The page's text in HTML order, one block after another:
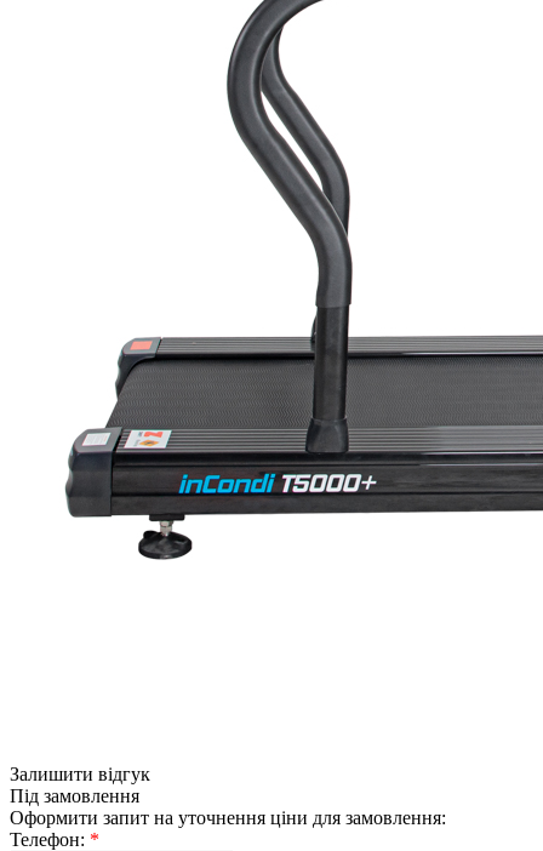
Залишити відгук
Під замовлення
Оформити запит на уточнення ціни для замовлення:
Телефон: *